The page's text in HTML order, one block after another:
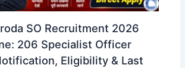
SO Recruitment 2026
206 Specialist Officer
Eligibility & Last